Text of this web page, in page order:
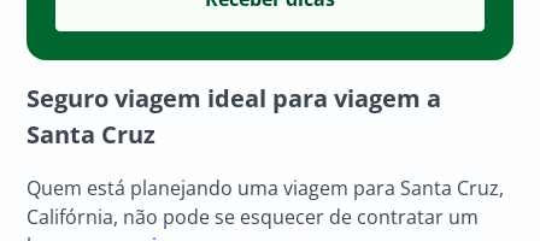
Seguro viagem ideal para viagem a
Santa Cruz
Quem está planejando uma viagem para Santa Cruz,
Califórnia, não pode se esquecer de contratar um